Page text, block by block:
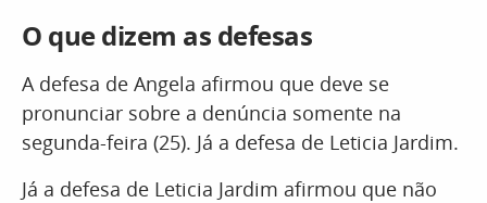
O que dizem as defesas
A defesa de Angela afirmou que deve se
pronunciar sobre a denúncia somente na
segunda-feira (25). Já a defesa de Leticia Jardim.
Já a defesa de Leticia Jardim afirmou que não